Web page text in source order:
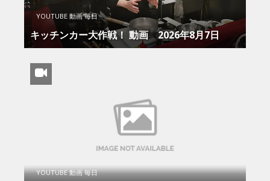
YOUTUBE 動画 毎日
キッチンカー大作戦！ 動画 2026年8月7日
YOUTUBE 動画 毎日